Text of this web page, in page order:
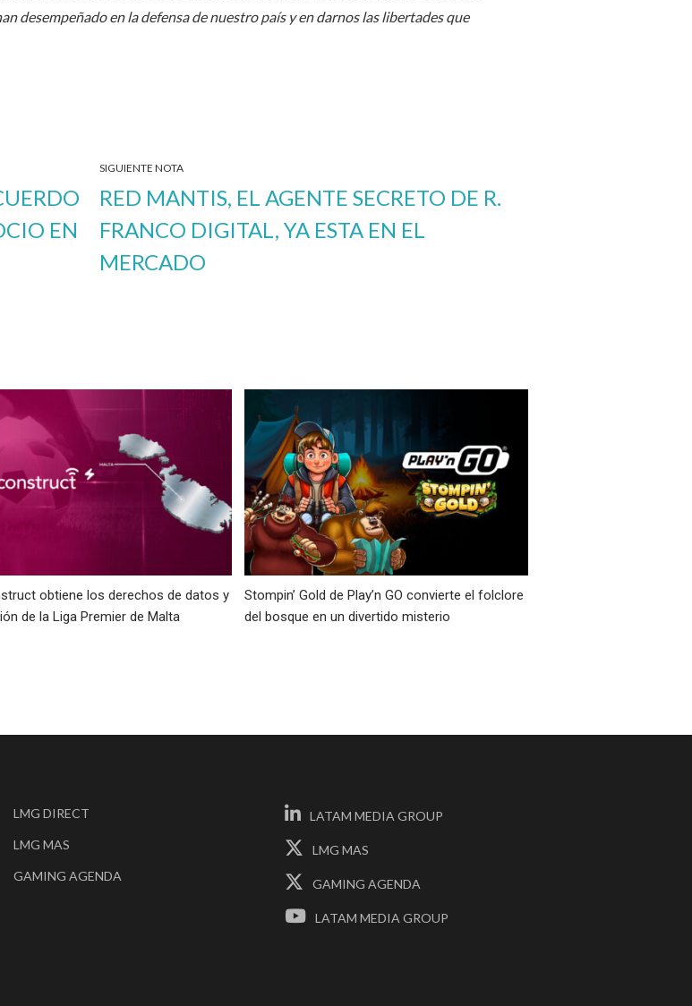
desempeñado en la defensa de nuestro país y en darnos las libertades que
EN
SIGUIENTE NOTA
RED MANTIS, EL AGENTE SECRETO DE R.
FRANCO DIGITAL, YA ESTA EN EL
MERCADO
obtiene los derechos de datos y
de la Liga Premier de Malta
Stompin’ Gold de Play’n GO convierte el folclore
del bosque en un divertido misterio
LMG DIRECT
LMG MAS
GAMING AGENDA
LATAM MEDIA GROUP
LMG MAS
GAMING AGENDA
LATAM MEDIA GROUP